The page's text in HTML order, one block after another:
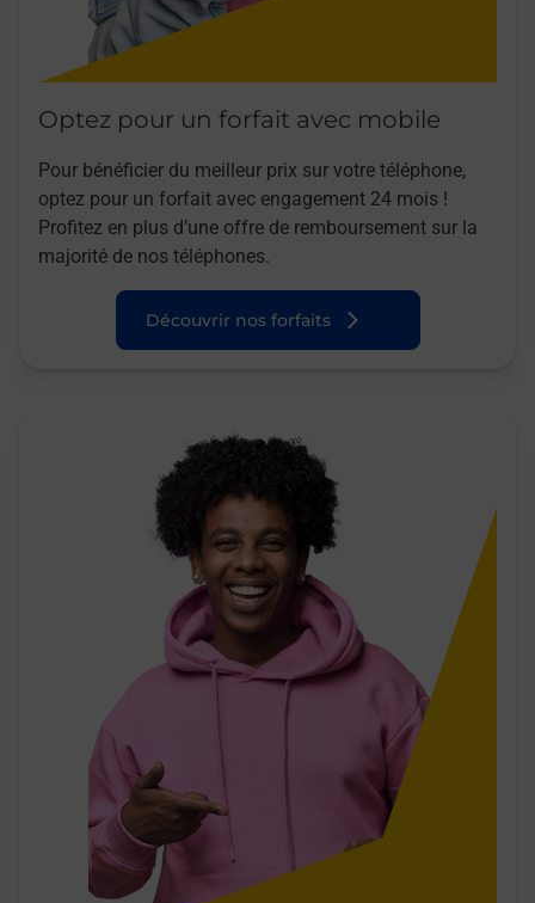
Optez pour un forfait avec mobile
Pour bénéficier du meilleur prix sur votre téléphone,
optez pour un forfait avec engagement 24 mois !
Profitez en plus d’une offre de remboursement sur la
majorité de nos téléphones.
Découvrir nos forfaits